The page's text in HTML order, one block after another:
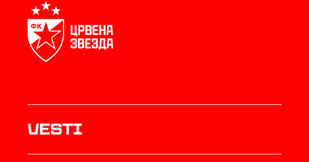
Vesti